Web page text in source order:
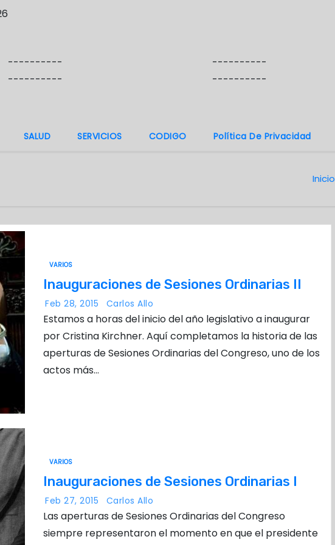
----------
----------
----------
----------
SALUD SERVICIOS CODIGO Política De Privacidad
Inicio
VARIOS
Inauguraciones de Sesiones Ordinarias II
Feb 28, 2015 Carlos Allo
Estamos a horas del inicio del año legislativo a inaugurar
por Cristina Kirchner. Aquí completamos la historia de las
aperturas de Sesiones Ordinarias del Congreso, uno de los
actos más…
VARIOS
Inauguraciones de Sesiones Ordinarias I
Feb 27, 2015 Carlos Allo
Las aperturas de Sesiones Ordinarias del Congreso
siempre representaron el momento en que el presidente